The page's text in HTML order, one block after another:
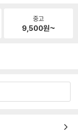
중고
9,500원~